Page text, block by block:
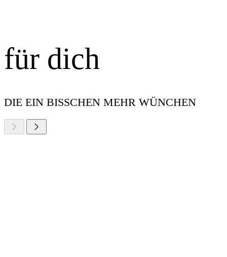
für dich
DIE EIN BISSCHEN MEHR WÜNCHEN